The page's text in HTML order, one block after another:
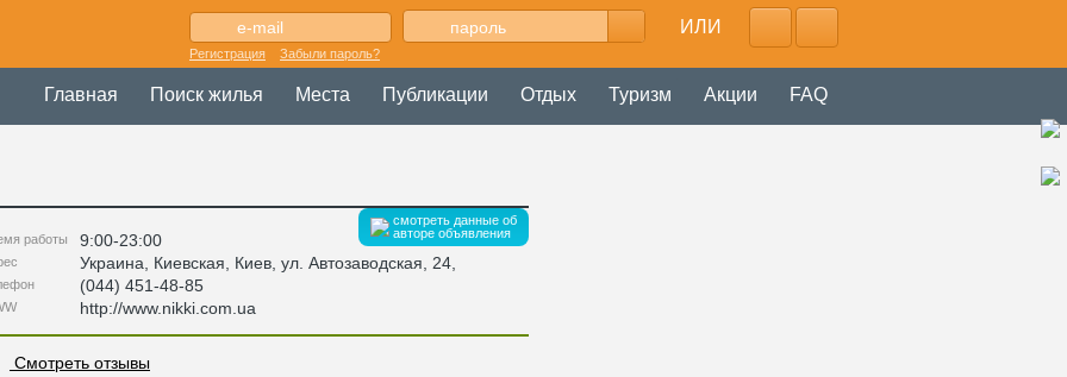
ИЛИ
Регистрация Забыли пароль?
Главная Поиск жилья Места Публикации Отдых Туризм Акции FAQ
смотреть данные об
авторе объявления
работы 9:00-23:00
Украина Киевская , Киев, ул. Автозаводская, 24
(044) 451-48-85
http://www.nikki.com.ua
Смотреть отзывы